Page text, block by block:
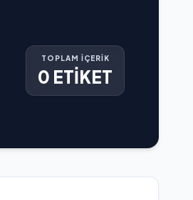
TOPLAM İÇERİK
0 ETİKET